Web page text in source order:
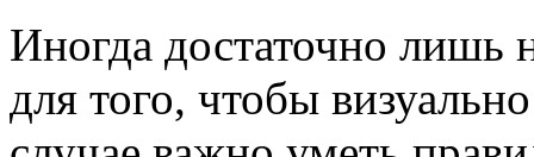
Иногда достаточно лишь
для того, чтобы